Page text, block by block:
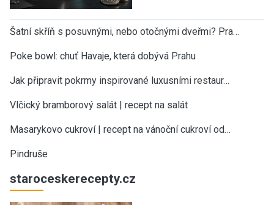
Šatní skříň s posuvnými, nebo otočnými dveřmi? Pra…
Poke bowl: chuť Havaje, která dobývá Prahu
Jak připravit pokrmy inspirované luxusními restaur…
Vlčický bramborový salát | recept na salát
Masarykovo cukroví | recept na vánoční cukroví od…
Pindruše
staroceskerecepty.cz